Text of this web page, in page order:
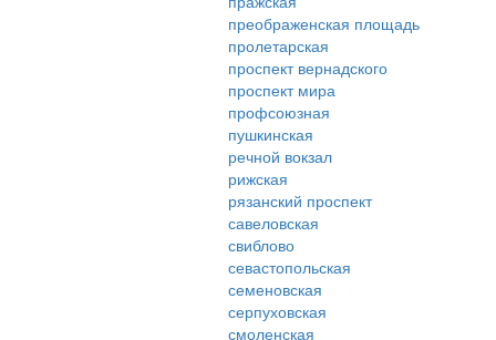
преображенская площадь
пролетарская
проспект вернадского
проспект мира
профсоюзная
пушкинская
речной вокзал
рижская
рязанский проспект
савеловская
свиблово
севастопольская
семеновская
серпуховская
смоленская